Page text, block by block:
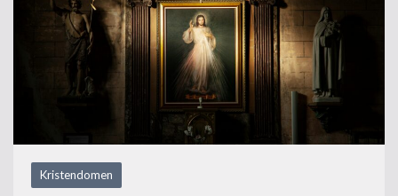
Kristendomen